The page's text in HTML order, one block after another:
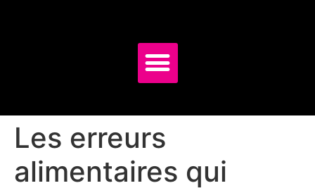
Les erreurs
alimentaires qui